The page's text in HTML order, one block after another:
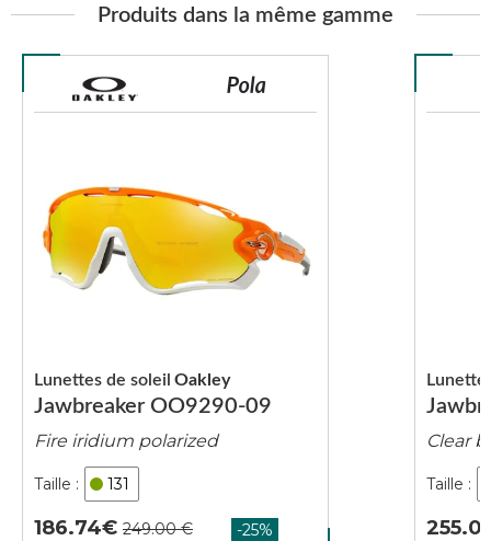
Produits dans la même gamme
Jawbreaker OO9290-09
Lunettes de soleil Oakley
Fire iridium polarized
131
186.74
Clear